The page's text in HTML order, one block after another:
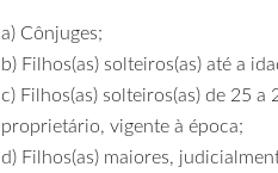
a) Cônjuges;
b) Filhos(as) solteiros(as) até a
c) Filhos(as) solteiros(as) de 25
proprietário, vigente à época;
d) Filhos(as) maiores,